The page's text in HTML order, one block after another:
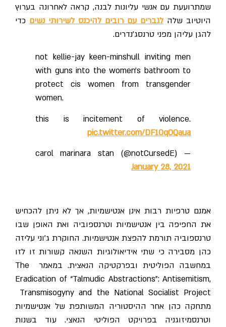
שמתרועעת עם אנשי עליונות לבנה, קראה לאחרונה בערוץ
היוטיוב שלהלגברים עם רובים להיכנס לשירותי נשיםכדי
להגן עליהן מפני טרנסג'נדרים.
not kellie-jay keen-minshull inviting men
with guns into the women's bathroom to
protect cis women from transgender
women.
this is incitement of violence.
pic.twitter.com/DF1OqOQaua
January 28, 2021
אמנם טרפיות רבות אינן אנטישמיות, אך לא ניתן להכחיש
את החפיפה בין אנטישמיות וטרנספוביה ואת האופן שבו
טרנספוביה תורמת להפצת אנטישמיות. החוקרת ג'וני עליזה
כהן מסבירה כי שתי אידיאולוגיות השנאה קשורות זו לזו
במחשבה הפוליטית ובפרקטיקה הנאצית. במאמר The
Eradication of “Talmudic Abstractions”: Antisemitism,
Transmisogyny and the National Socialist Project
מתחקה כהן אחר ההיסטוריה המשותפת של אנטישמיות
וטרנסמיזוגניה בפרויקט הפוליטי הנאצי. עוד בשנות